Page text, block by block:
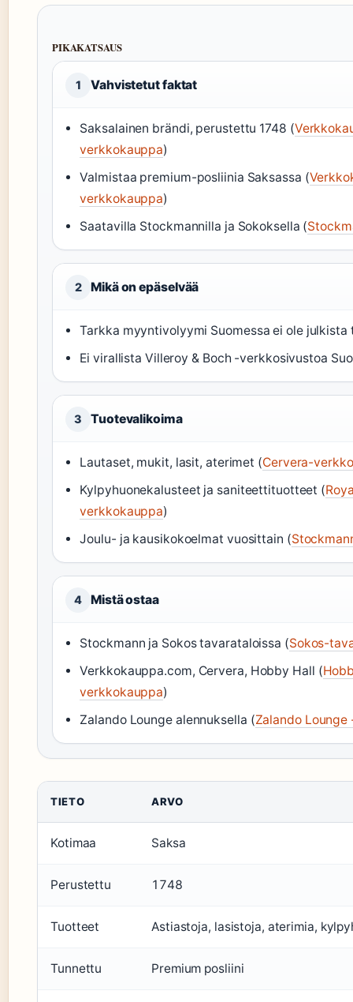
PIKAKATSAUS
1 Vahvistetut faktat
Saksalainen brändi, perustettu 1748 (
verkkokauppa)
Valmistaa premium-posliinia Saksassa (
verkkokauppa)
Saatavilla Stockmannilla ja Sokoksella (
2 Mikä on epäselvää
Tarkka myyntivolyymi Suomessa ei ole julkista
Ei virallista Villeroy & Boch -verkkosivustoa
3 Tuotevalikoima
Lautaset, mukit, lasit, aterimet (Cervera-
Kylpyhuonekalusteet ja saniteettituotteet (
verkkokauppa)
Joulu- ja kausikokoelmat vuosittain (
4 Mistä ostaa
Stockmann ja Sokos tavarataloissa (Sokos-
Verkkokauppa.com, Cervera, Hobby Hall (
verkkokauppa)
Zalando Lounge alennuksella (Zalando
TIETO ARVO
Kotimaa Saksa
Perustettu 1748
Tuotteet Astiastoja, lasistoja, aterimia,
Tunnettu Premium posliini